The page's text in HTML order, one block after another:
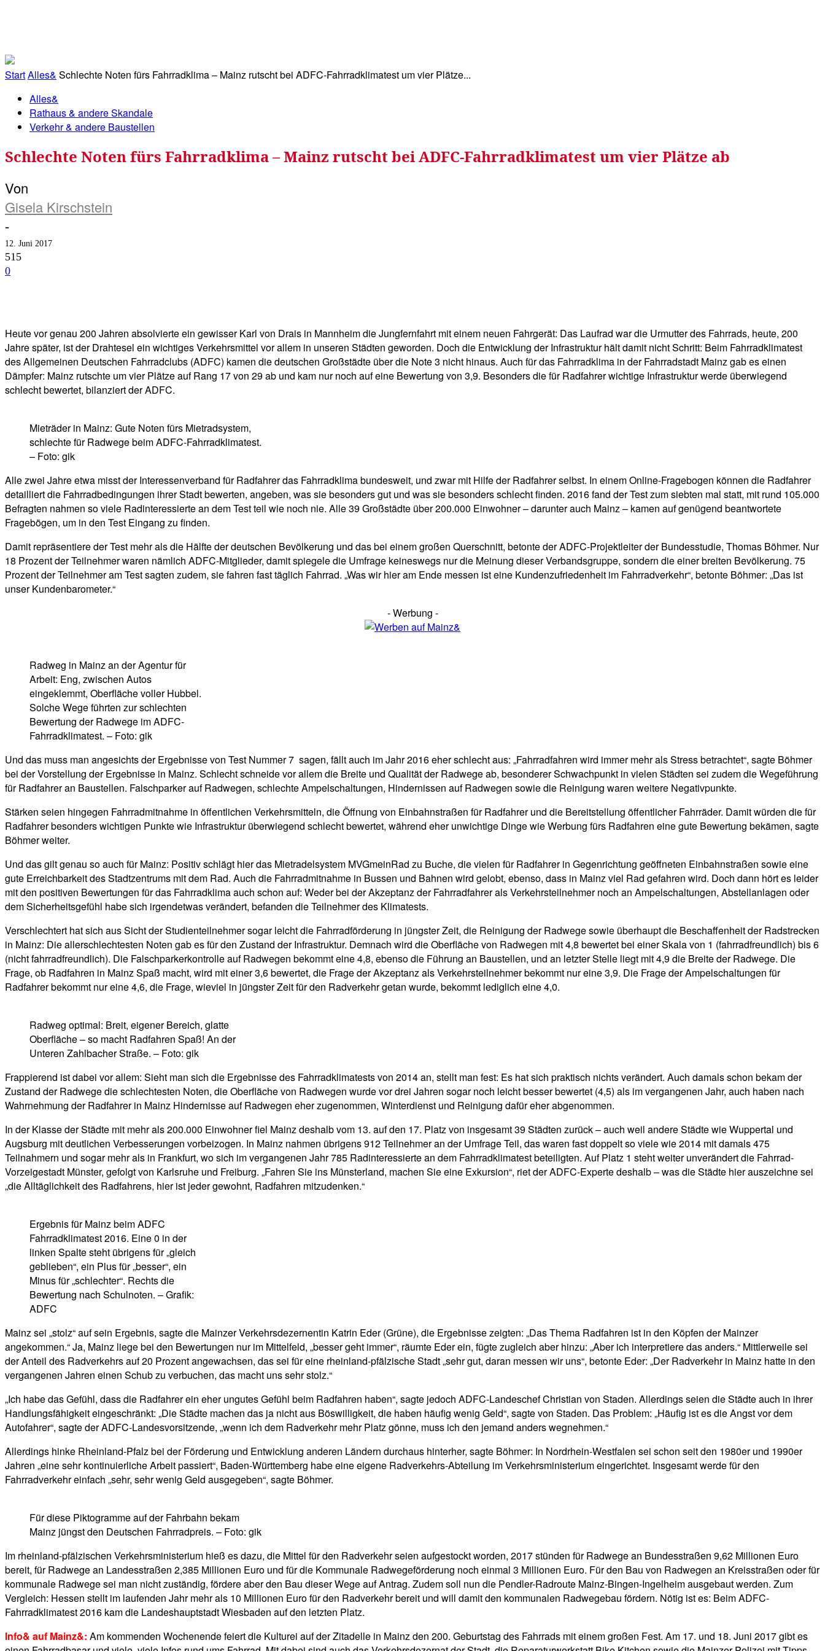
StartAlles& Schlechte Noten fürs Fahrradklima – Mainz rutscht bei ADFC-Fahrradklimatest um vier Plätze...
Alles&
Rathaus & andere Skandale
Verkehr & andere Baustellen
Schlechte Noten fürs Fahrradklima – Mainz rutscht bei ADFC-Fahrradklimatest um vier Plätze ab
Von
Gisela Kirschstein
-
12. Juni 2017
515
0
Heute vor genau 200 Jahren absolvierte ein gewisser Karl von Drais in Mannheim die Jungfernfahrt mit einem neuen Fahrgerät: Das Laufrad war die Urmutter des Fahrrads, heute, 200
Jahre später, ist der Drahtesel ein wichtiges Verkehrsmittel vor allem in unseren Städten geworden. Doch die Entwicklung der Infrastruktur hält damit nicht Schritt: Beim Fahrradklimatest
des Allgemeinen Deutschen Fahrradclubs (ADFC) kamen die deutschen Großstädte über die Note 3 nicht hinaus. Auch für das Fahrradklima in der Fahrradstadt Mainz gab es einen
Dämpfer: Mainz rutschte um vier Plätze auf Rang 17 von 29 ab und kam nur noch auf eine Bewertung von 3,9. Besonders die für Radfahrer wichtige Infrastruktur werde überwiegend
schlecht bewertet, bilanziert der ADFC.
Mieträder in Mainz: Gute Noten fürs Mietradsystem,
schlechte für Radwege beim ADFC-Fahrradklimatest.
– Foto: gik
Alle zwei Jahre etwa misst der Interessenverband für Radfahrer das Fahrradklima bundesweit, und zwar mit Hilfe der Radfahrer selbst. In einem Online-Fragebogen können die Radfahrer
detailliert die Fahrradbedingungen ihrer Stadt bewerten, angeben, was sie besonders gut und was sie besonders schlecht finden. 2016 fand der Test zum siebten mal statt, mit rund 105.000
Befragten nahmen so viele Radinteressierte an dem Test teil wie noch nie. Alle 39 Großstädte über 200.000 Einwohner – darunter auch Mainz – kamen auf genügend beantwortete
Fragebögen, um in den Test Eingang zu finden.
Damit repräsentiere der Test mehr als die Hälfte der deutschen Bevölkerung und das bei einem großen Querschnitt, betonte der ADFC-Projektleiter der Bundesstudie, Thomas Böhmer. Nur
18 Prozent der Teilnehmer waren nämlich ADFC-Mitglieder, damit spiegele die Umfrage keineswegs nur die Meinung dieser Verbandsgruppe, sondern die einer breiten Bevölkerung. 75
Prozent der Teilnehmer am Test sagten zudem, sie fahren fast täglich Fahrrad. „Was wir hier am Ende messen ist eine Kundenzufriedenheit im Fahrradverkehr“, betonte Böhmer: „Das ist
unser Kundenbarometer.“
- Werbung -
Radweg in Mainz an der Agentur für
Arbeit: Eng, zwischen Autos
eingeklemmt, Oberfläche voller Hubbel.
Solche Wege führten zur schlechten
Bewertung der Radwege im ADFC-
Fahrradklimatest. – Foto: gik
Und das muss man angesichts der Ergebnisse von Test Nummer 7 sagen, fällt auch im Jahr 2016 eher schlecht aus: „Fahrradfahren wird immer mehr als Stress betrachtet“, sagte Böhmer
bei der Vorstellung der Ergebnisse in Mainz. Schlecht schneide vor allem die Breite und Qualität der Radwege ab, besonderer Schwachpunkt in vielen Städten sei zudem die Wegeführung
für Radfahrer an Baustellen. Falschparker auf Radwegen, schlechte Ampelschaltungen, Hindernissen auf Radwegen sowie die Reinigung waren weitere Negativpunkte.
Stärken seien hingegen Fahrradmitnahme in öffentlichen Verkehrsmitteln, die Öffnung von Einbahnstraßen für Radfahrer und die Bereitstellung öffentlicher Fahrräder. Damit würden die für
Radfahrer besonders wichtigen Punkte wie Infrastruktur überwiegend schlecht bewertet, während eher unwichtige Dinge wie Werbung fürs Radfahren eine gute Bewertung bekämen, sagte
Böhmer weiter.
Und das gilt genau so auch für Mainz: Positiv schlägt hier das Mietradelsystem MVGmeinRad zu Buche, die vielen für Radfahrer in Gegenrichtung geöffneten Einbahnstraßen sowie eine
gute Erreichbarkeit des Stadtzentrums mit dem Rad. Auch die Fahrradmitnahme in Bussen und Bahnen wird gelobt, ebenso, dass in Mainz viel Rad gefahren wird. Doch dann hört es leider
mit den positiven Bewertungen für das Fahrradklima auch schon auf: Weder bei der Akzeptanz der Fahrradfahrer als Verkehrsteilnehmer noch an Ampelschaltungen, Abstellanlagen oder
dem Sicherheitsgefühl habe sich irgendetwas verändert, befanden die Teilnehmer des Klimatests.
Verschlechtert hat sich aus Sicht der Studienteilnehmer sogar leicht die Fahrradförderung in jüngster Zeit, die Reinigung der Radwege sowie überhaupt die Beschaffenheit der Radstrecken
in Mainz: Die allerschlechtesten Noten gab es für den Zustand der Infrastruktur. Demnach wird die Oberfläche von Radwegen mit 4,8 bewertet bei einer Skala von 1 (fahrradfreundlich) bis 6
(nicht fahrradfreundlich). Die Falschparkerkontrolle auf Radwegen bekommt eine 4,8, ebenso die Führung an Baustellen, und an letzter Stelle liegt mit 4,9 die Breite der Radwege. Die
Frage, ob Radfahren in Mainz Spaß macht, wird mit einer 3,6 bewertet, die Frage der Akzeptanz als Verkehrsteilnehmer bekommt nur eine 3,9. Die Frage der Ampelschaltungen für
Radfahrer bekommt nur eine 4,6, die Frage, wieviel in jüngster Zeit für den Radverkehr getan wurde, bekommt lediglich eine 4,0.
Radweg optimal: Breit, eigener Bereich, glatte
Oberfläche – so macht Radfahren Spaß! An der
Unteren Zahlbacher Straße. – Foto: gik
Frappierend ist dabei vor allem: Sieht man sich die Ergebnisse des Fahrradklimatests von 2014 an, stellt man fest: Es hat sich praktisch nichts verändert. Auch damals schon bekam der
Zustand der Radwege die schlechtesten Noten, die Oberfläche von Radwegen wurde vor drei Jahren sogar noch leicht besser bewertet (4,5) als im vergangenen Jahr, auch haben nach
Wahrnehmung der Radfahrer in Mainz Hindernisse auf Radwegen eher zugenommen, Winterdienst und Reinigung dafür eher abgenommen.
In der Klasse der Städte mit mehr als 200.000 Einwohner fiel Mainz deshalb vom 13. auf den 17. Platz von insgesamt 39 Städten zurück – auch weil andere Städte wie Wuppertal und
Augsburg mit deutlichen Verbesserungen vorbeizogen. In Mainz nahmen übrigens 912 Teilnehmer an der Umfrage Teil, das waren fast doppelt so viele wie 2014 mit damals 475
Teilnahmern und sogar mehr als in Frankfurt, wo sich im vergangenen Jahr 785 Radinteressierte an dem Fahrradklimatest beteiligten. Auf Platz 1 steht weiter unverändert die Fahrrad-
Vorzeigestadt Münster, gefolgt von Karlsruhe und Freiburg. „Fahren Sie ins Münsterland, machen Sie eine Exkursion“, riet der ADFC-Experte deshalb – was die Städte hier auszeichne sei
„die Alltäglichkeit des Radfahrens, hier ist jeder gewohnt, Radfahren mitzudenken.“
Ergebnis für Mainz beim ADFC
Fahrradklimatest 2016. Eine 0 in der
linken Spalte steht übrigens für „gleich
geblieben“, ein Plus für „besser“, ein
Minus für „schlechter“. Rechts die
Bewertung nach Schulnoten. – Grafik:
ADFC
Mainz sei „stolz“ auf sein Ergebnis, sagte die Mainzer Verkehrsdezernentin Katrin Eder (Grüne), die Ergebnisse zeigten: „Das Thema Radfahren ist in den Köpfen der Mainzer
angekommen.“ Ja, Mainz liege bei den Bewertungen nur im Mittelfeld, „besser geht immer“, räumte Eder ein, fügte zugleich aber hinzu: „Aber ich interpretiere das anders.“ Mittlerweile sei
der Anteil des Radverkehrs auf 20 Prozent angewachsen, das sei für eine rheinland-pfälzische Stadt „sehr gut, daran messen wir uns“, betonte Eder: „Der Radverkehr in Mainz hatte in den
vergangenen Jahren einen Schub zu verbuchen, das macht uns sehr stolz.“
„Ich habe das Gefühl, dass die Radfahrer ein eher ungutes Gefühl beim Radfahren haben“, sagte jedoch ADFC-Landeschef Christian von Staden. Allerdings seien die Städte auch in ihrer
Handlungsfähigkeit eingeschränkt: „Die Städte machen das ja nicht aus Böswilligkeit, die haben häufig wenig Geld“, sagte von Staden. Das Problem: „Häufig ist es die Angst vor dem
Autofahrer“, sagte der ADFC-Landesvorsitzende, „wenn ich dem Radverkehr mehr Platz gönne, muss ich den jemand anders wegnehmen.“
Allerdings hinke Rheinland-Pfalz bei der Förderung und Entwicklung anderen Ländern durchaus hinterher, sagte Böhmer: In Nordrhein-Westfalen sei schon seit den 1980er und 1990er
Jahren „eine sehr kontinuierliche Arbeit passiert“, Baden-Württemberg habe eine eigene Radverkehrs-Abteilung im Verkehrsministerium eingerichtet. Insgesamt werde für den
Fahrradverkehr einfach „sehr, sehr wenig Geld ausgegeben“, sagte Böhmer.
Für diese Piktogramme auf der Fahrbahn bekam
Mainz jüngst den Deutschen Fahrradpreis. – Foto: gik
Im rheinland-pfälzischen Verkehrsministerium hieß es dazu, die Mittel für den Radverkehr seien aufgestockt worden, 2017 stünden für Radwege an Bundesstraßen 9,62 Millionen Euro
bereit, für Radwege an Landesstraßen 2,385 Millionen Euro und für die Kommunale Radwegeförderung noch einmal 3 Millionen Euro. Für den Bau von Radwegen an Kreisstraßen oder für
kommunale Radwege sei man nicht zuständig, fördere aber den Bau dieser Wege auf Antrag. Zudem soll nun die Pendler-Radroute Mainz-Bingen-Ingelheim ausgebaut werden. Zum
Vergleich: Hessen stellt im laufenden Jahr mehr als 10 Millionen Euro für den Radverkehr bereit und will damit den kommunalen Radwegebau fördern. Nötig ist es: Beim ADFC-
Fahrradklimatest 2016 kam die Landeshauptstadt Wiesbaden auf den letzten Platz.
Info& auf Mainz&: Am kommenden Wochenende feiert die Kulturei auf der Zitadelle in Mainz den 200. Geburtstag des Fahrrads mit einem großen Fest. Am 17. und 18. Juni 2017 gibt es